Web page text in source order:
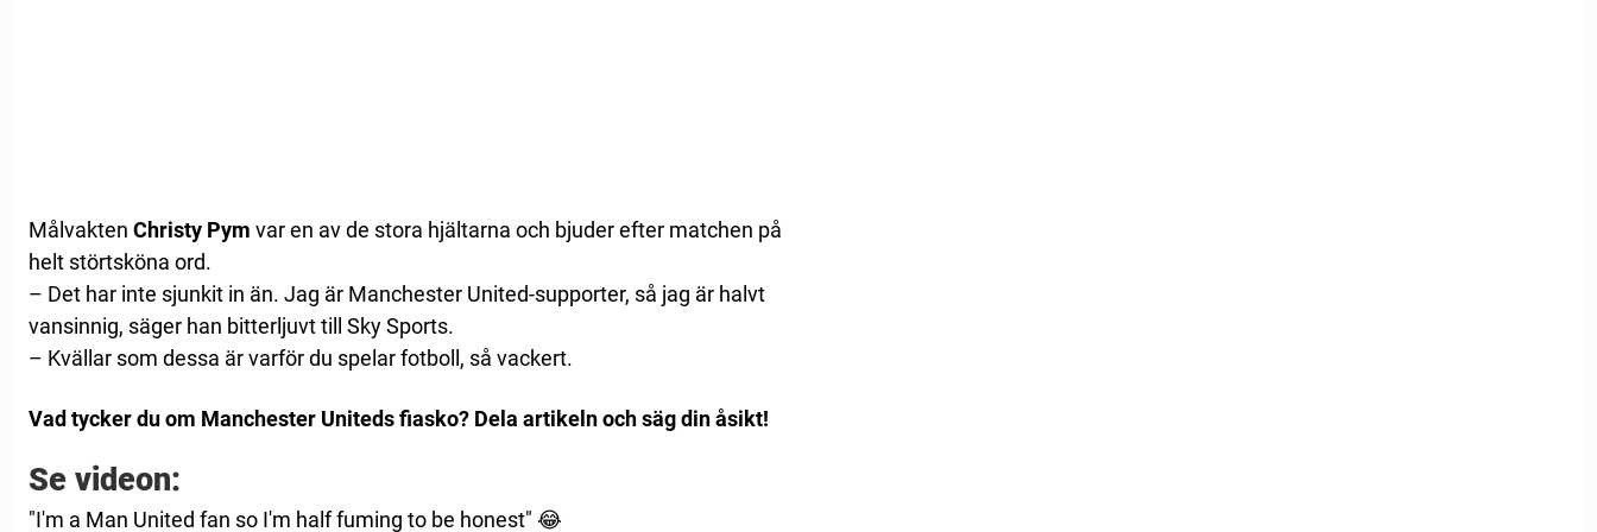
Målvakten Christy Pym var en av de stora hjältarna och bjuder efter matchen på
helt störtsköna ord.
– Det har inte sjunkit in än. Jag är Manchester United-supporter, så jag är halvt
vansinnig, säger han bitterljuvt till Sky Sports.
– Kvällar som dessa är varför du spelar fotboll, så vackert.
Vad tycker du om Manchester Uniteds fiasko? Dela artikeln och säg din åsikt!
Se videon:
"I'm a Man United fan so I'm half fuming to be honest" 😂